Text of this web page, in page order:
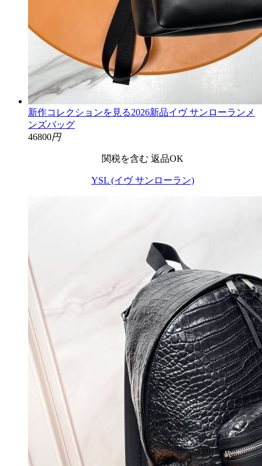
新作コレクションを見る2026新品イヴ サンローランメ
ンズバッグ
46800円
関税を含む 返品OK
YSL (イヴ サンローラン)